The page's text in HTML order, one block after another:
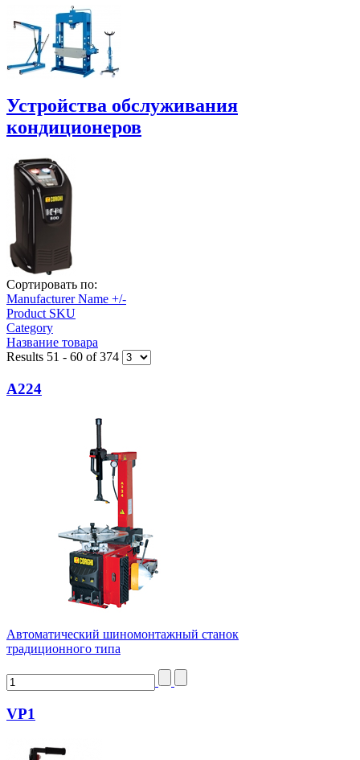
Устройства обслуживания
кондиционеров
Сортировать по:
Manufacturer Name +/-
Product SKU
Category
Название товара
Results 51 - 60 of 374
А224
Автоматический шиномонтажный станок
традиционного типа
VP1